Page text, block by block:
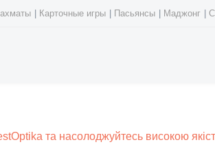
Карточные игры Пасьянсы Маджонг
та насолоджуйтесь високою